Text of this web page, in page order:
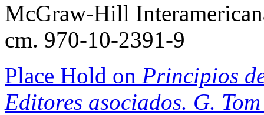
McGraw-Hill
cm. 970-10-2391-9
Place Hold on Principios
Editores asociados. G.